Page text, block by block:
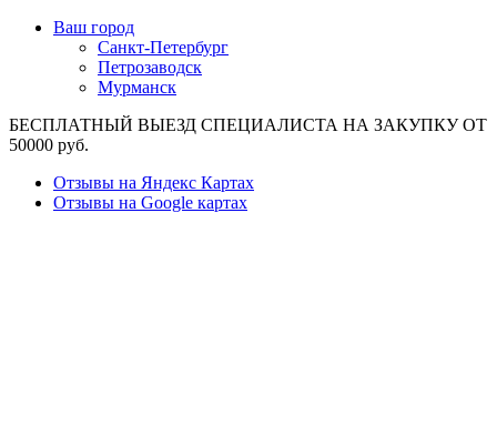
Ваш город
Санкт-Петербург
Петрозаводск
Мурманск
БЕСПЛАТНЫЙ ВЫЕЗД СПЕЦИАЛИСТА НА ЗАКУПКУ ОТ
50000 руб.
Отзывы на Яндекс Картах
Отзывы на Google картах